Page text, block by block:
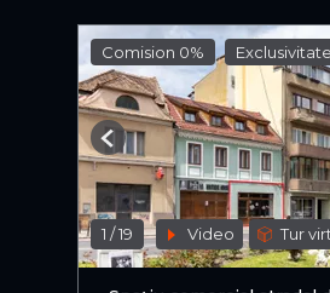
Comision 0% Exclusivitate
1 /19 Video Tur
Previous